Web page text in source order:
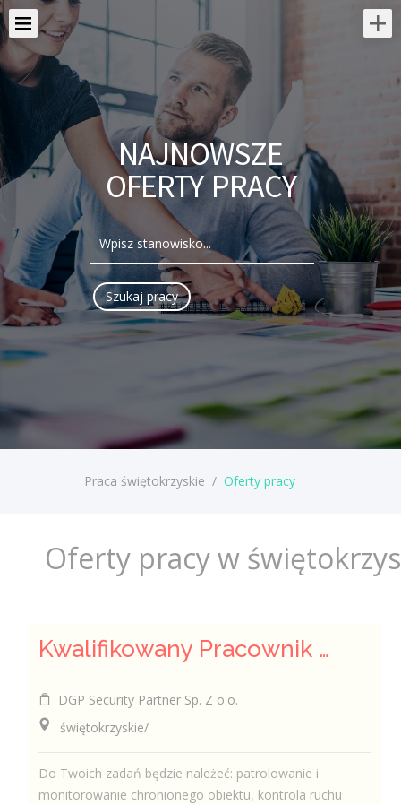
NAJNOWSZE
OFERTY PRACY
Praca świętokrzyskie / Oferty pracy
Oferty pracy w
Kwalifikowany Pracownik / Kwalifikowana Pracowniczka Ochrony
DGP Security Partner Sp. Z o.o.
świętokrzyskie/
Do Twoich zadań będzie należeć: patrolowanie i
monitorowanie chronionego obiektu, kontrola ruchu